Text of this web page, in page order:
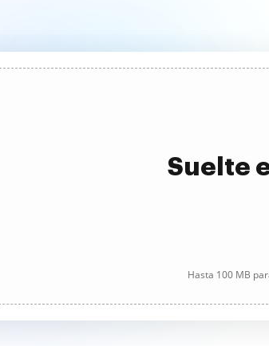
Suelte
Hasta 100 MB